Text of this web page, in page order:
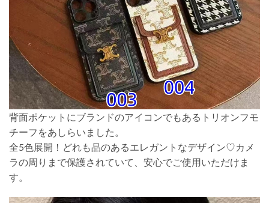
背面ポケットにブランドのアイコンでもあるトリオンフモ
チーフをあしらいました。
全5色展開！どれも品のあるエレガントなデザイン♡カメ
ラの周りまで保護されていて、安心でご使用いただけま
す。